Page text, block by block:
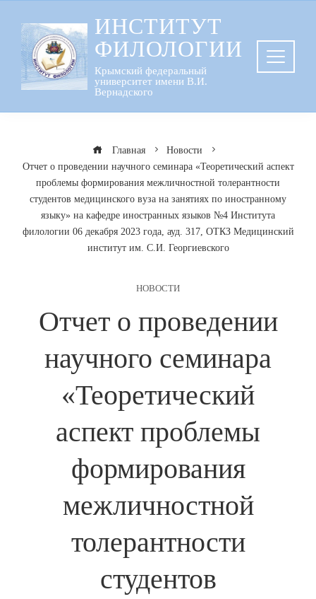
содержанию
ИНСТИТУТ
ФИЛОЛОГИИ
Крымский федеральный
университет имени В.И.
Вернадского
Главная
Новости
Отчет о проведении научного семинара «Теоретический аспект
проблемы формирования межличностной толерантности
студентов медицинского вуза на занятиях по иностранному
языку» на кафедре иностранных языков №4 Института
филологии 06 декабря 2023 года, ауд. 317, ОТКЗ Медицинский
институт им. С.И. Георгиевского
НОВОСТИ
Отчет о проведении
научного семинара
«Теоретический
аспект проблемы
формирования
межличностной
толерантности
студентов